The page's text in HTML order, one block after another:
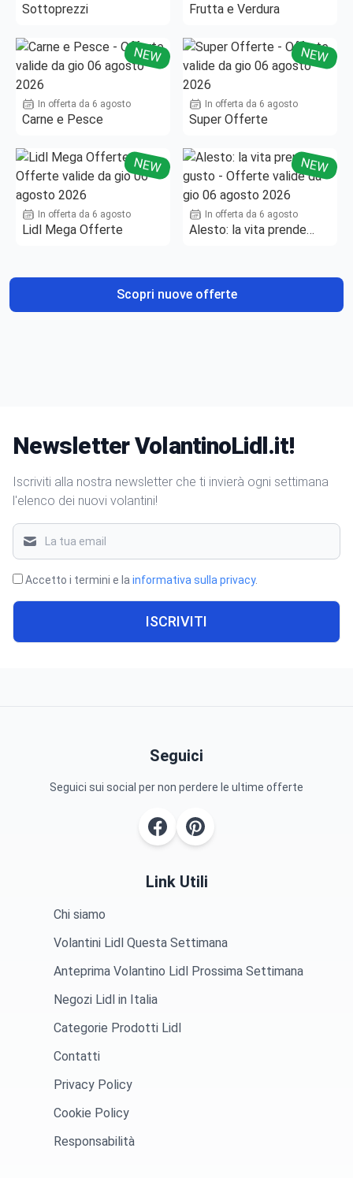
Sottoprezzi Frutta e Verdura
NEW
In offerta da 6 agosto
Carne e Pesce
NEW
In offerta da 6 agosto
Super Offerte
NEW
In offerta da 6 agosto
Lidl Mega Offerte
NEW
In offerta da 6 agosto
Alesto: la vita prende
Scopri nuove offerte
Newsletter VolantinoLidl.it!
Iscriviti alla nostra newsletter che ti invierà ogni settimana
l'elenco dei nuovi volantini!
Accetto i termini e la informativa sulla privacy.
ISCRIVITI
Seguici
Seguici sui social per non perdere le ultime offerte
Link Utili
Chi siamo
Volantini Lidl Questa Settimana
Anteprima Volantino Lidl Prossima Settimana
Negozi Lidl in Italia
Categorie Prodotti Lidl
Contatti
Privacy Policy
Cookie Policy
Responsabilità